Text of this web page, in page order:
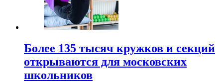
Более 135 тысяч кружков и секций
открываются для московских
школьников